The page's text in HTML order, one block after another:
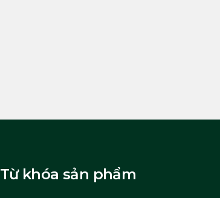
Từ khóa sản phẩm